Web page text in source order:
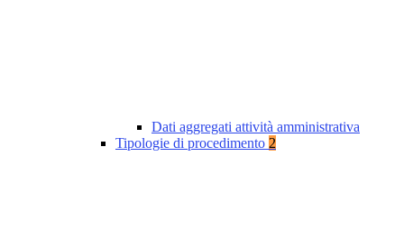
Dati aggregati attività amministrativa
Tipologie di procedimento 2